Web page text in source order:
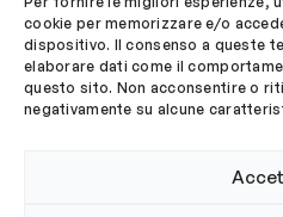
cookie per memorizzare e/o
dispositivo. Il consenso a queste
elaborare dati come il
questo sito. Non acconsentire o
negativamente su alcune
Segui OBLA su